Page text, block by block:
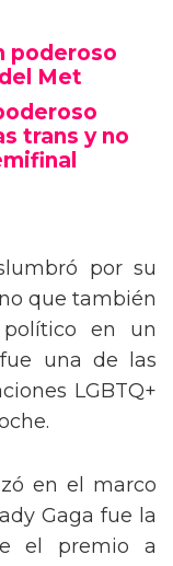
poderoso
Met
trans y no
por su
que también
en un
una de las
LGBTQ+
en el marco
Gaga fue la
el premio a